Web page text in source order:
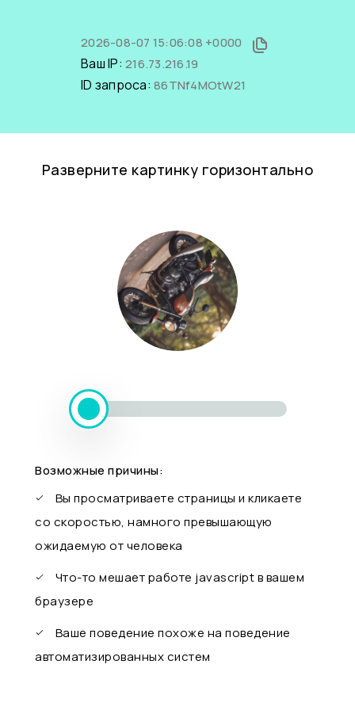
2026-08-07 15:06:08 +0000
Ваш IP: 216.73.216.19
ID запроса: 86TNf4MOtW21
Разверните картинку горизонтально
Возможные причины:
Вы просматриваете страницы и кликаете
со скоростью, намного превышающую
ожидаемую от человека
Что-то мешает работе javascript в вашем
браузере
Ваше поведение похоже на поведение
автоматизированных систем